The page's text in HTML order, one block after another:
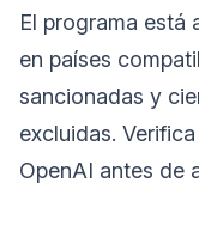
El programa está
en países
sancionadas y
excluidas.
OpenAI antes de